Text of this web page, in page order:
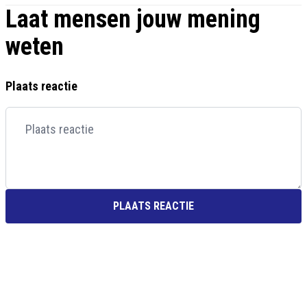
Laat mensen jouw mening
weten
Plaats reactie
PLAATS REACTIE